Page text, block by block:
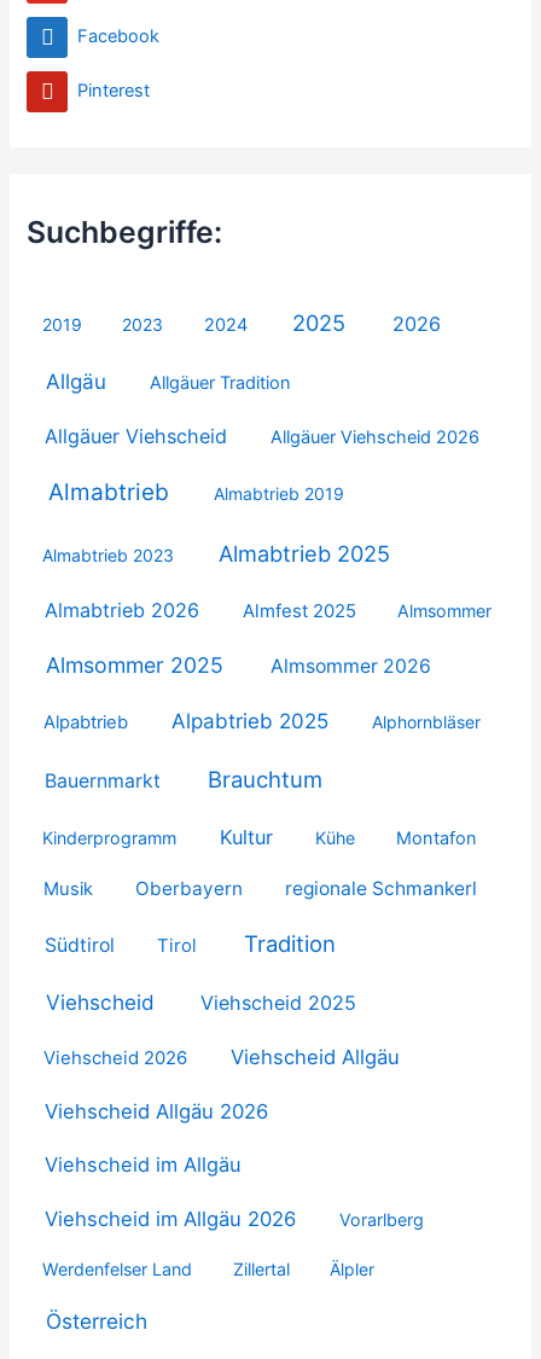
Facebook
Pinterest
Suchbegriffe:
2019 2023 2024 2025 2026
Allgäu Allgäuer Tradition
Allgäuer Viehscheid Allgäuer Viehscheid 2026
Almabtrieb Almabtrieb 2019
Almabtrieb 2023 Almabtrieb 2025
Almabtrieb 2026 Almfest 2025 Almsommer
Almsommer 2025 Almsommer 2026
Alpabtrieb Alpabtrieb 2025 Alphornbläser
Bauernmarkt Brauchtum
Kinderprogramm Kultur Kühe Montafon
Musik Oberbayern regionale Schmankerl
Südtirol Tirol Tradition
Viehscheid Viehscheid 2025
Viehscheid 2026 Viehscheid Allgäu
Viehscheid Allgäu 2026
Viehscheid im Allgäu
Viehscheid im Allgäu 2026 Vorarlberg
Werdenfelser Land Zillertal Älpler
Österreich